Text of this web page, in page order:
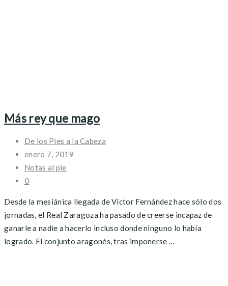
Más rey que mago
De los Pies a la Cabeza
enero 7, 2019
Notas al pie
0
Desde la mesiánica llegada de Víctor Fernández hace sólo dos
jornadas, el Real Zaragoza ha pasado de creerse incapaz de
ganarle a nadie a hacerlo incluso donde ninguno lo había
logrado. El conjunto aragonés, tras imponerse ...